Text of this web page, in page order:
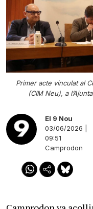
Primer acte vinculat al
(CIM Neu), a
El 9 Nou
03/06/2026 |
09:51
Camprodon